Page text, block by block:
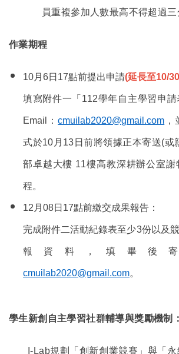
員重複參加人數最高不得超過三
作業期程
10月6日17點前提出申請(延長至10/
填寫附件一「112學年自主學習申
Email：cmuilab2020@gmail.com
式於10月13日前將領據正本寄送(或
部卓越大樓 11樓高教深耕辦公室
程。
12月08日17點前繳交成果報告：
完成附件二活動紀錄表至少3份以及
報資料，填畢後寄
cmuilab2020@gmail.com。
學生新創自主學習社群輔導與獎勵機制：
I-Lab規劃「創新創業競賽」與「